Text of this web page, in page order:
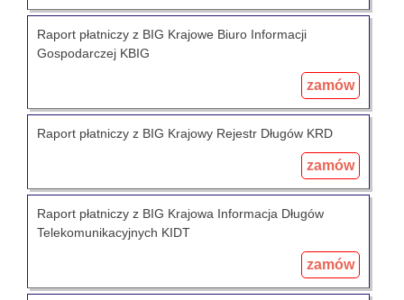
Raport płatniczy z BIG Krajowe Biuro Informacji
Gospodarczej KBIG
zamów
Raport płatniczy z BIG Krajowy Rejestr Długów KRD
zamów
Raport płatniczy z BIG Krajowa Informacja Długów
Telekomunikacyjnych KIDT
zamów